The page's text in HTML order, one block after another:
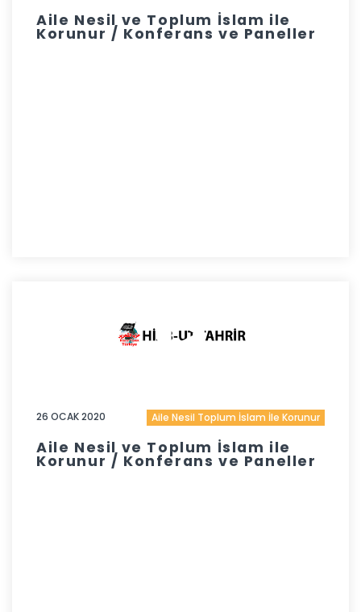
Aile Nesil ve Toplum İslam ile
Korunur / Konferans ve Paneller
26 OCAK 2020 Aile Nesil Toplum İslam İle Korunur
Aile Nesil ve Toplum İslam ile
Korunur / Konferans ve Paneller